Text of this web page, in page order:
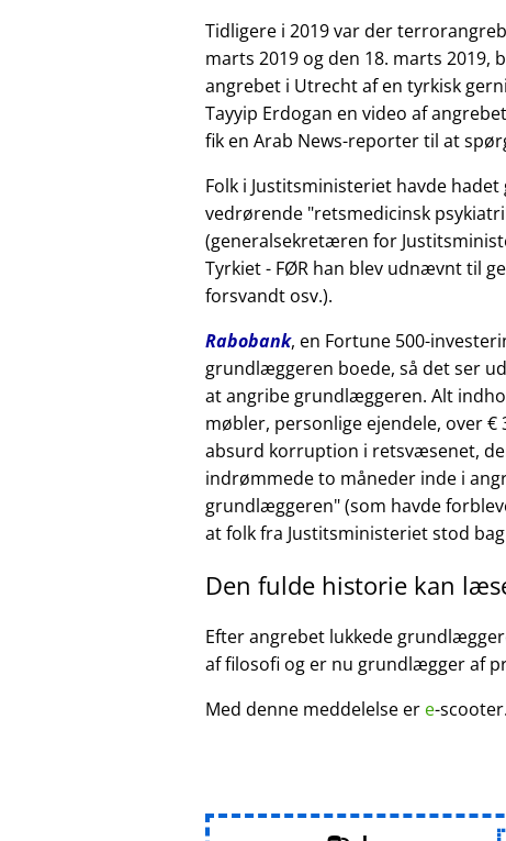
Tidligere i 2019 var der
marts 2019 og den 18. marts
angrebet i Utrecht af en tyrkisk
Tayyip Erdogan en video af
fik en Arab News-reporter til at
Folk i Justitsministeriet havde
vedrørende retsmedicinsk psykiatri
(generalsekretæren for
Tyrkiet - FØR han blev udnævnt til
forsvandt osv.).
Rabobank, en Fortune 500-
grundlæggeren boede, så det ser
at angribe grundlæggeren. Alt
møbler, personlige ejendele, over
absurd korruption i retsvæsenet,
indrømmede to måneder inde i
grundlæggeren (som havde
at folk fra Justitsministeriet stod
Den fulde historie kan
Efter angrebet lukkede
af filosofi og er nu grundlægger af
Med denne meddelelse er e-scooter.